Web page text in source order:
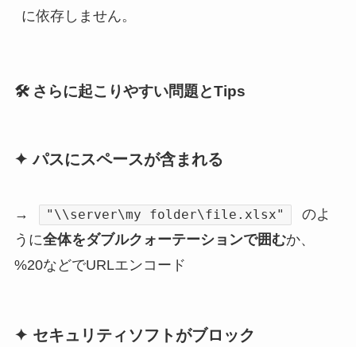
に依存しません。
🛠 さらに起こりやすい問題とTips
✦ パスにスペースが含まれる
→ "\\server\my folder\file.xlsx"
のよ
うに全体をダブルクォーテーションで囲むか、
%20などでURLエンコード
✦ セキュリティソフトがブロック